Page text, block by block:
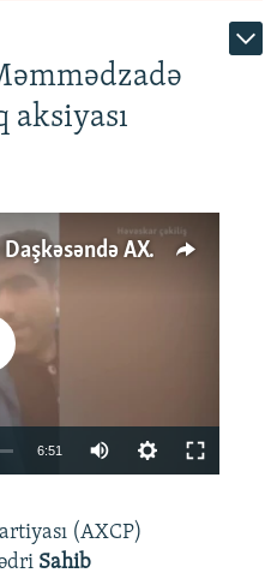
aksiyası
'Məni təpiklədilər ki...' - Daşkəsəndə AXCP fəalının yaxınları onun həbsinə etiraz edirlər
available
6:51
360p
(AXCP)
Sahib